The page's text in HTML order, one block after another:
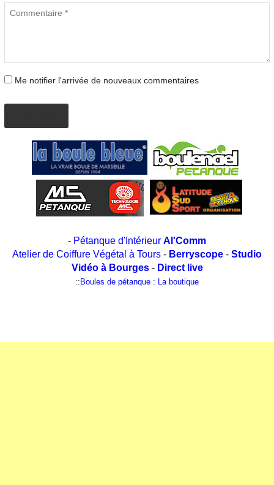
Me notifier l'arrivée de nouveaux commentaires
- Pétanque d'Intérieur Al'Comm
Atelier de Coiffure Végétal à Tours - Berryscope - Studio
Vidéo à Bourges- Direct live
:: Boules de pétanque : La boutique